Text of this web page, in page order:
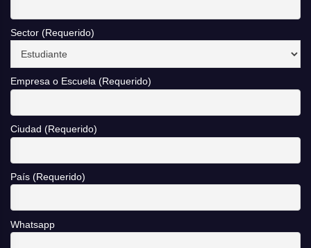
Sector (Requerido)
Empresa o Escuela (Requerido)
Ciudad (Requerido)
País (Requerido)
Whatsapp